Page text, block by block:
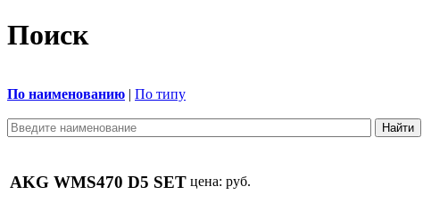
Поиск
По наименованию По типу
AKG WMS470 D5 SET цена: руб.